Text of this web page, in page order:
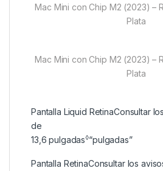
Mac Mini con Chip M2 (2023) –
Plata
Mac Mini con Chip M2 (2023) –
Plata
Pantalla Liquid RetinaConsultar
de
13,6 pulgadas◊“pulgadas”
Pantalla RetinaConsultar los